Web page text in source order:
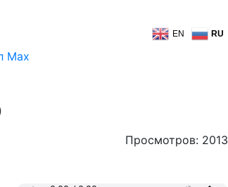
EN RU
Просмотров: 2013